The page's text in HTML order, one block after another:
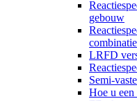
gebouw
LRFD
Semi-
Hoe u